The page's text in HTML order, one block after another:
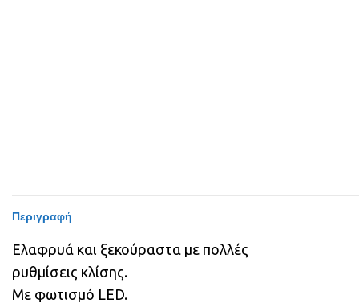
Περιγραφή
Ελαφρυά και ξεκούραστα με πολλές
ρυθμίσεις κλίσης.
Με φωτισμό LED.